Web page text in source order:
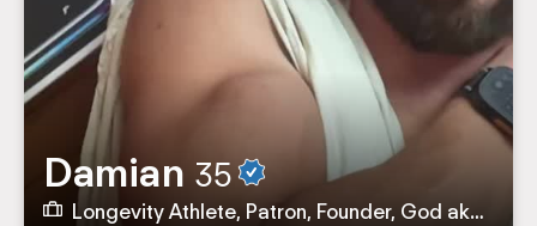
Damian 35
Longevity Athlete, Patron, Founder, God aka CEO នៅ baltic.coffee, TASTE, Dionysus.coffee, SCA Poland